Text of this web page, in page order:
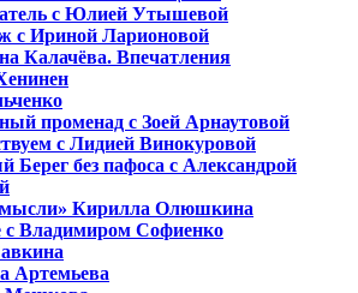
с Юлией Утышевой
с Ириной Ларионовой
Калачёва. Впечатления
променад с Зоей Арнаутовой
с Лидией Винокуровой
Берег без пафоса с Александрой
мысли» Кирилла Олюшкина
с Владимиром Софиенко
Артемьева